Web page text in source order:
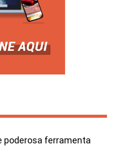
poderosa ferramenta